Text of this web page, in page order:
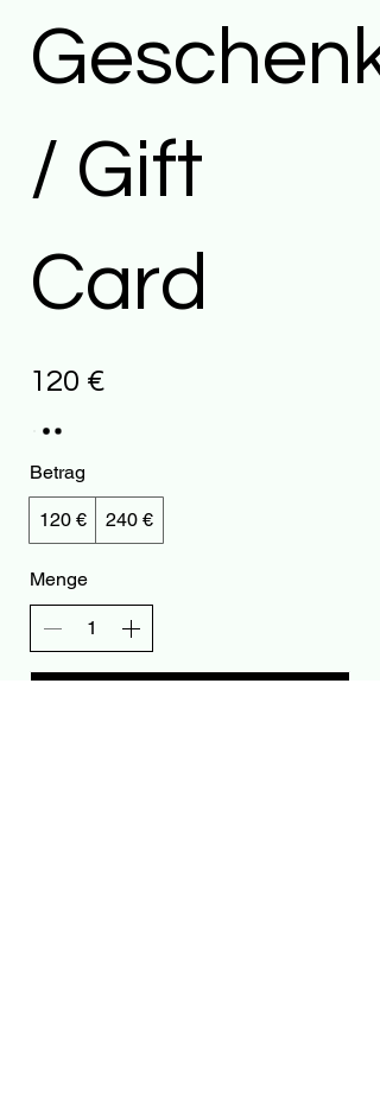
/ Gift
Card
120 €
Betrag
120 € 240 €
Menge